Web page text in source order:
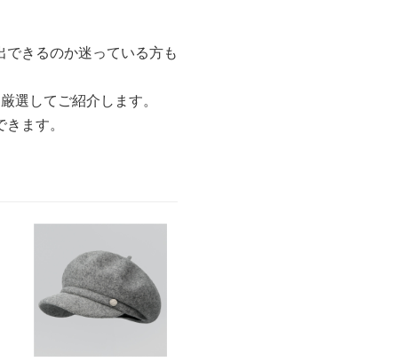
きるのか迷っている方も
選してご紹介します。
ます。